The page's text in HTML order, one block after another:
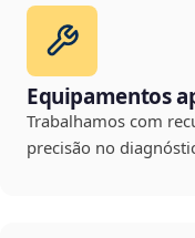
Equipamentos
Trabalhamos com
precisão no